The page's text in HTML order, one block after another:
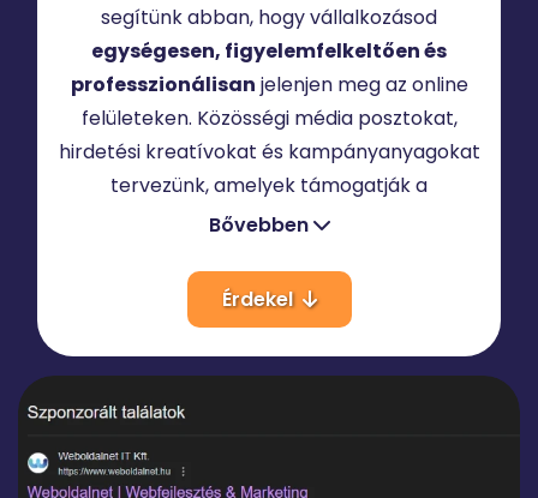
segítünk abban, hogy vállalkozásod
egységesen, figyelemfelkeltően és
professzionálisan jelenjen meg az online
felületeken. Közösségi média posztokat,
hirdetési kreatívokat és kampányanyagokat
tervezünk, amelyek támogatják a
márkaépítést és a hatékony
Bővebben
Érdekel